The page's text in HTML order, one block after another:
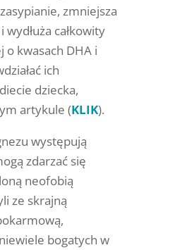
zmniejsza
całkowity
o kwasach DHA i
ich
dziecka,
artykule (KLIK).
występują
zdarzać się
neofobią
ze skrajną
bogatych w